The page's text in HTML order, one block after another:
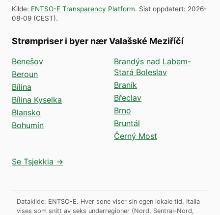
Kilde: ENTSO-E Transparency Platform. Sist oppdatert: 2026-
08-09 (CEST).
Strømpriser i byer nær Valašské Meziříčí
Benešov
Beroun
Bílina
Bílina Kyselka
Blansko
Bohumín
Brandýs nad Labem-
Stará Boleslav
Braník
Břeclav
Brno
Bruntál
Černý Most
Se Tsjekkia →
Datakilde: ENTSO-E. Hver sone viser sin egen lokale tid. Italia
vises som snitt av seks underregioner (Nord, Sentral-Nord,